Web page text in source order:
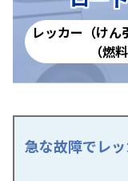
レッカー（けん
（燃
急な故障でレ